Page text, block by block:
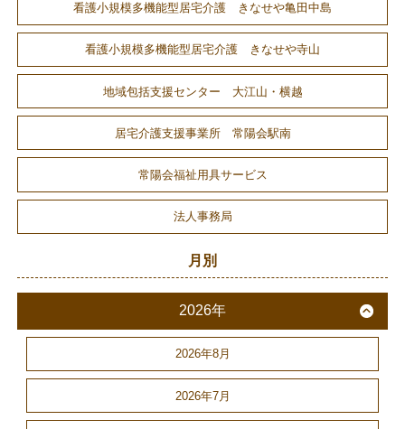
看護小規模多機能型居宅介護 きなせや亀田中島
看護小規模多機能型居宅介護 きなせや寺山
地域包括支援センター 大江山・横越
居宅介護支援事業所 常陽会駅南
常陽会福祉用具サービス
法人事務局
月別
2026年
2026年8月
2026年7月